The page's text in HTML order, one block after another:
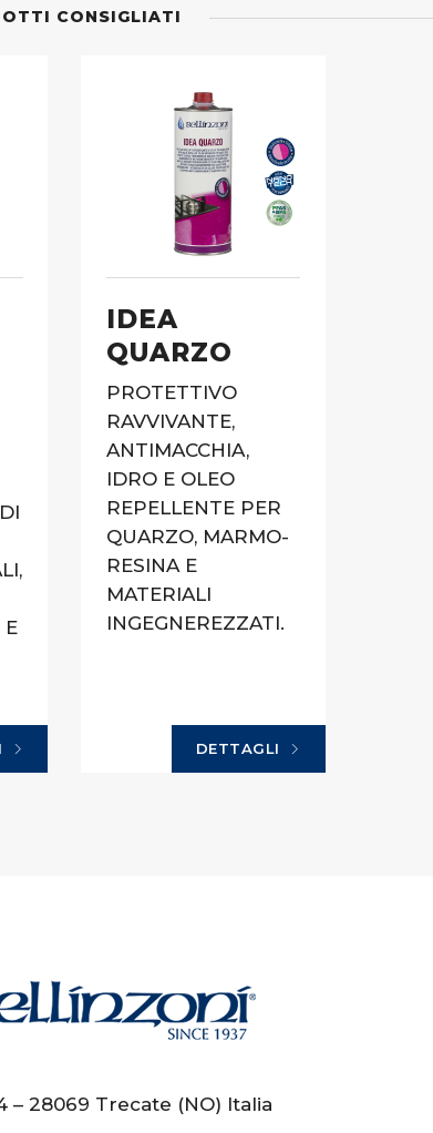
CONSIGLIATI
E
IDEA
QUARZO
PROTETTIVO
RAVVIVANTE,
ANTIMACCHIA,
IDRO E OLEO
REPELLENTE PER
QUARZO, MARMO-
RESINA E
MATERIALI
INGEGNEREZZATI.
DETTAGLI
– 28069 Trecate (NO) Italia